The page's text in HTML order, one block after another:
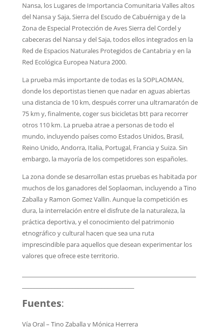
Nansa, los Lugares de Importancia Comunitaria Valles altos
del Nansa y Saja, Sierra del Escudo de Cabuérniga y de la
Zona de Especial Protección de Aves Sierra del Cordel y
cabeceras del Nansa y del Saja, todos ellos integrados en la
Red de Espacios Naturales Protegidos de Cantabria y en la
Red Ecológica Europea Natura 2000.
La prueba más importante de todas es la SOPLAOMAN,
donde los deportistas tienen que nadar en aguas abiertas
una distancia de 10 km, después correr una ultramaratón de
75 km y, finalmente, coger sus bicicletas btt para recorrer
otros 110 km. La prueba atrae a personas de todo el
mundo, incluyendo países como Estados Unidos, Brasil,
Reino Unido, Andorra, Italia, Portugal, Francia y Suiza. Sin
embargo, la mayoría de los competidores son españoles.
La zona donde se desarrollan estas pruebas es habitada por
muchos de los ganadores del Soplaoman, incluyendo a Tino
Zaballa y Ramon Gomez Vallin. Aunque la competición es
dura, la interrelación entre el disfrute de la naturaleza, la
práctica deportiva, y el conocimiento del patrimonio
etnográfico y cultural hacen que sea una ruta
imprescindible para aquellos que desean experimentar los
valores que ofrece este territorio.
Fuentes:
Vía Oral – Tino Zaballa y Mónica Herrera